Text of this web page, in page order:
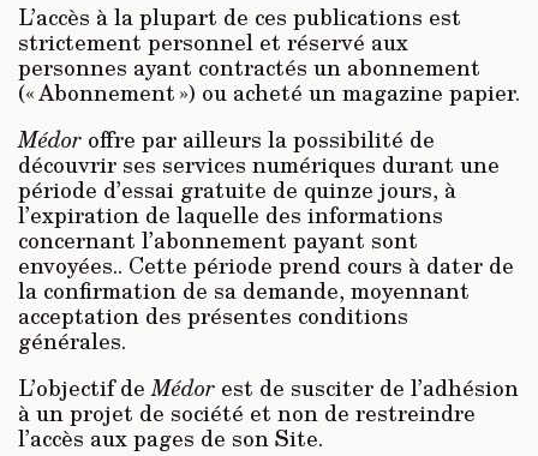
L’accès à la plupart de ces publications est
strictement personnel et réservé aux
personnes ayant contractés un abonnement
(« Abonnement ») ou acheté un magazine papier.
Médor offre par ailleurs la possibilité de
découvrir ses services numériques durant une
période d’essai gratuite de quinze jours, à
l’expiration de laquelle des informations
concernant l’abonnement payant sont
envoyées.. Cette période prend cours à dater de
la confirmation de sa demande, moyennant
acceptation des présentes conditions
générales.
L’objectif deMédor est de susciter de l’adhésion
à un projet de société et non de restreindre
l’accès aux pages de son Site.